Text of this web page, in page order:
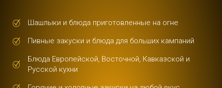
Шашлыки и блюда приготовленные на огне
Пивные закуски и блюда для больших кампаний
Блюда Европейской, Восточной, Кавказской и
Русской кухни